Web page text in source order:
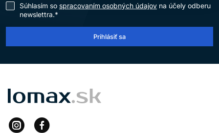
Súhlasím so spracovaním osobných údajov na účely odberu
newslettra.*
Prihlásiť sa
LOMAX